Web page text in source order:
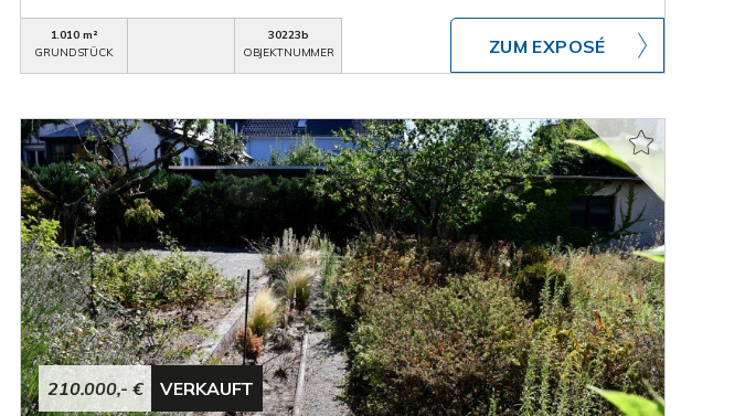
1.010 m²
GRUNDSTÜCK
30223b
OBJEKTNUMMER
ZUM EXPOSÉ
210.000,- € VERKAUFT